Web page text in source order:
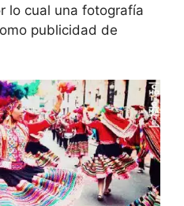
lo cual una fotografía
publicidad de